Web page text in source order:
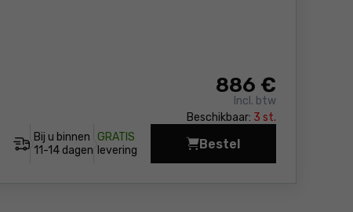
886 €
Incl. btw
Beschikbaar: 3 st.
Bij u binnen
11-14 dagen
GRATIS
levering
Bestel
Telescopische Power